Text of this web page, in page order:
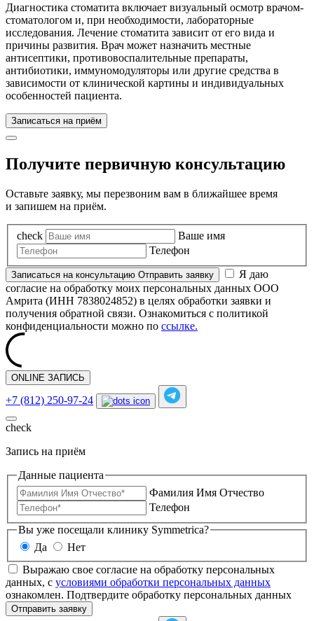
Диагностика стоматита включает визуальный осмотр врачом-
стоматологом и, при необходимости, лабораторные
исследования. Лечение стоматита зависит от его вида и
причины развития. Врач может назначить местные
антисептики, противовоспалительные препараты,
антибиотики, иммуномодуляторы или другие средства в
зависимости от клинической картины и индивидуальных
особенностей пациента.
Записаться на приём
Получите первичную консультацию
Оставьте заявку, мы перезвоним вам в ближайшее время
и запишем на приём.
check
Ваше имя
Телефон
Записаться на консультацию Отправить заявку
Я даю
согласие на обработку моих персональных данных ООО
Амрита (ИНН 7838024852) в целях обработки заявки и
получения обратной связи. Ознакомиться с политикой
конфиденциальности можно по ссылке.
ONLINE ЗАПИСЬ
+7 (812) 250-97-24
check
Запись на приём
Данные пациента
Фамилия Имя Отчество
Телефон
Вы уже посещали клинику Symmetrica?
Да
Нет
Выражаю свое согласие на обработку персональных
данных, с условиями обработки персональных данных
ознакомлен. Подтвердите обработку персональных данных
Отправить заявку